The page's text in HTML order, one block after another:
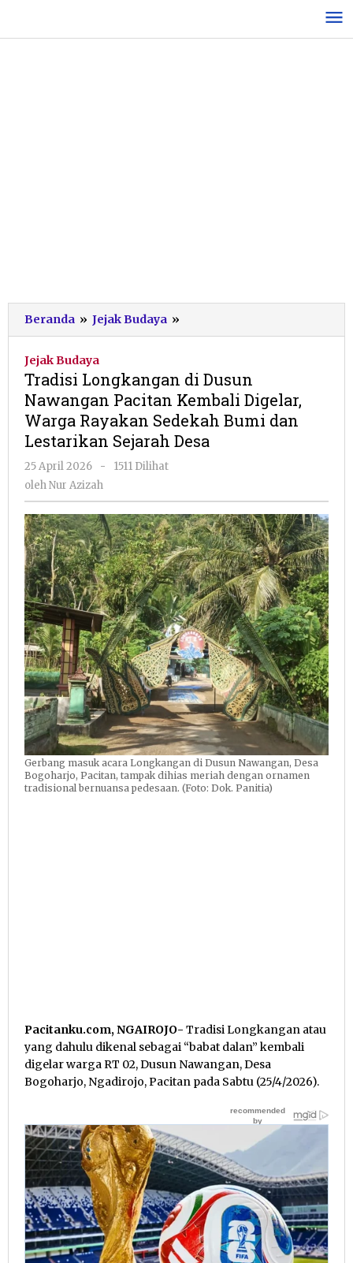
konten
Beranda » Jejak Budaya »
Longkangan
Nawangan
Pacitan
Kembali
Digelar,
Warga
Bumi
dan
Lestarikan
Sejarah
Desa
Jejak Budaya
Tradisi Longkangan di Dusun
Nawangan Pacitan Kembali Digelar,
Warga Rayakan Sedekah Bumi dan
Lestarikan Sejarah Desa
25 April 2026
oleh
Nur
-
1511 Dilihat
olehNur Azizah
Gerbang masuk acara Longkangan di Dusun Nawangan, Desa
Bogoharjo, Pacitan, tampak dihias meriah dengan ornamen
tradisional bernuansa pedesaan. (Foto: Dok. Panitia)
Pacitanku.com, NGAIROJO- Tradisi Longkangan atau
yang dahulu dikenal sebagai “babat dalan” kembali
digelar warga RT 02, Dusun Nawangan, Desa
Bogoharjo, Ngadirojo, Pacitan pada Sabtu (25/4/2026).